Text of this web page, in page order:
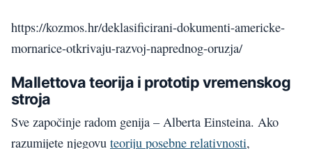
https://kozmos.hr/deklasificirani-dokumenti-americke-
mornarice-otkrivaju-razvoj-naprednog-oruzja/
Mallettova teorija i prototip vremenskog
stroja
Sve započinje radom genija – Alberta Einsteina. Ako
razumijete njegovu teoriju posebne relativnosti,